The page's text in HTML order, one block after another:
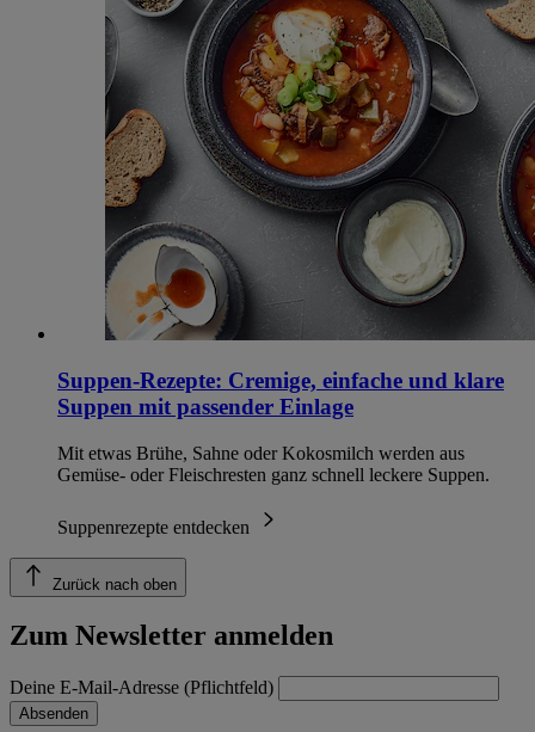
Suppen-Rezepte: Cremige, einfache und klare
Suppen mit passender Einlage
Mit etwas Brühe, Sahne oder Kokosmilch werden aus
Gemüse- oder Fleischresten ganz schnell leckere Suppen.
Suppenrezepte entdecken
Zurück nach oben
Zum Newsletter anmelden
Deine E-Mail-Adresse (Pflichtfeld)
Absenden